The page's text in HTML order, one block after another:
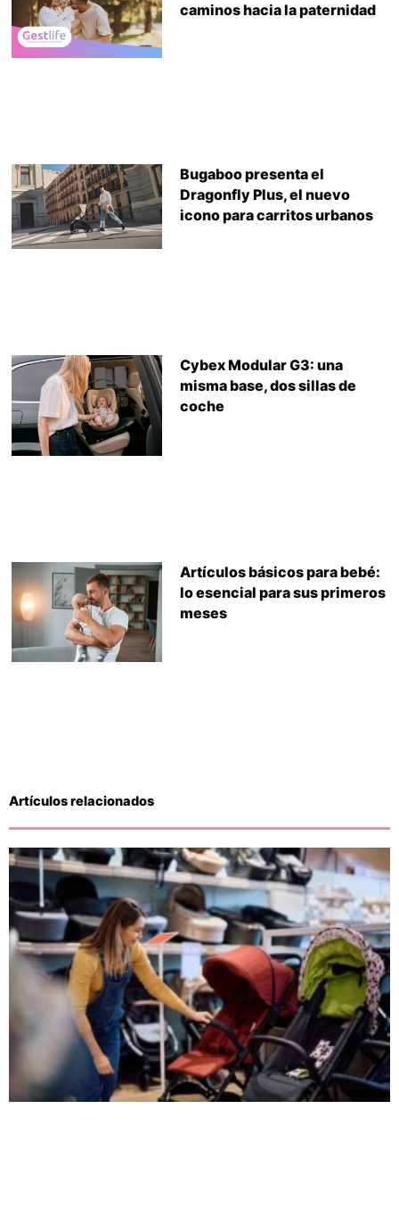
caminos hacia la paternidad
Bugaboo presenta el
Dragonfly Plus, el nuevo
icono para carritos urbanos
Cybex Modular G3: una
misma base, dos sillas de
coche
Artículos básicos para bebé:
lo esencial para sus primeros
meses
Artículos relacionados